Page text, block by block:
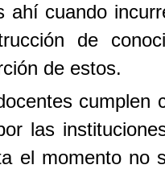
ahí cuando
de
de estos.
cumplen
las
el momento no